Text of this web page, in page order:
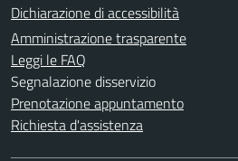
Dichiarazione di accessibilità
Amministrazione trasparente
Leggi le FAQ
Segnalazione disservizio
Prenotazione appuntamento
Richiesta d'assistenza